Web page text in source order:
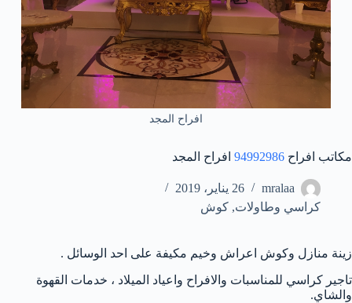
افراح المجد
مكاتب افراح 94992986 افراح المجد
mralaa
26 يناير، 2019
كراسي وطاولات, كوش
زينة منازل وكوش اعراش وخيم مكيفة على احد الوسائل .
تاجير كراسي للمناسبات والافراح واعياد الميلاد ، خدمات القهوة
والشاي.